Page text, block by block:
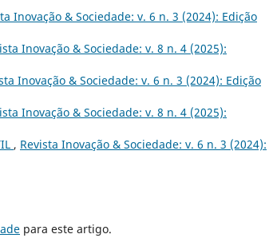
Inovação & Sociedade: v. 6 n. 3 (2024): Edição
Inovação & Sociedade: v. 8 n. 4 (2025):
Inovação & Sociedade: v. 6 n. 3 (2024): Edição
Inovação & Sociedade: v. 8 n. 4 (2025):
, Revista Inovação & Sociedade: v. 6 n. 3 (2024):
para este artigo.